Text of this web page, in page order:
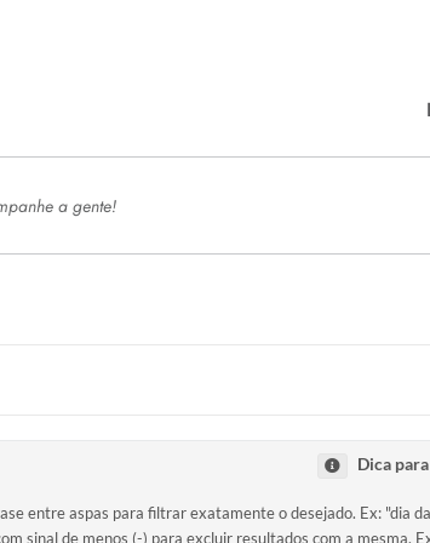
Editais
-
a gente!
Dica
entre aspas para filtrar exatamente o desejado. Ex: "dia
sinal de menos (-) para excluir resultados com a mesma.